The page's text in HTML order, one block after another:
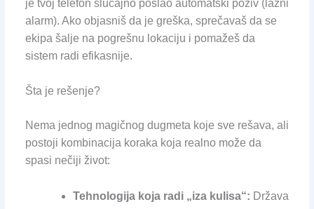
je tvoj telefon slučajno poslao automatski poziv (lažni
alarm). Ako objasniš da je greška, sprečavaš da se
ekipa šalje na pogrešnu lokaciju i pomažeš da
sistem radi efikasnije.
Šta je rešenje?
Nema jednog magičnog dugmeta koje sve rešava, ali
postoji kombinacija koraka koja realno može da
spasi nečiji život:
Tehnologija koja radi „iza kulisa“: Država